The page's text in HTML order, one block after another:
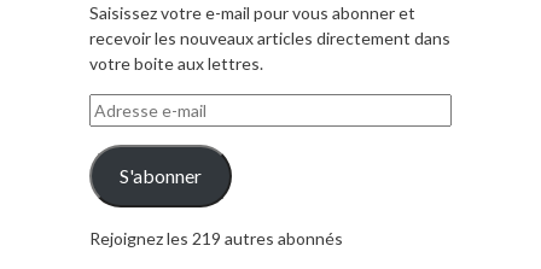
Saisissez votre e-mail pour vous abonner et
recevoir les nouveaux articles directement dans
votre boite aux lettres.
Adresse
e-
mail
S'abonner
Rejoignez les 219 autres abonnés